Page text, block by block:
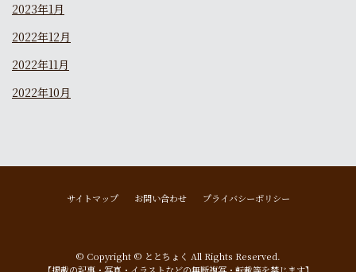
2023年1月
2022年12月
2022年11月
2022年10月
サイトマップ お問い合わせ プライバシーポリシー
© Copyright © ととちょく All Rights Reserved.